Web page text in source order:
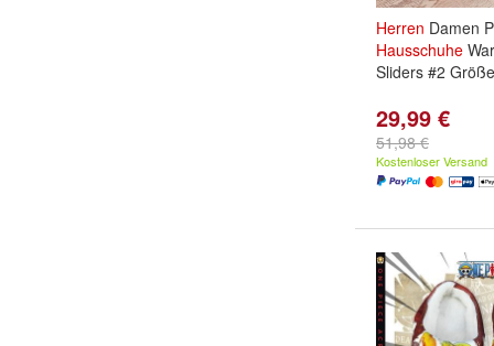
Herren Damen
Hausschuhe
Sliders #2
29,99 €
51,98 €
Kostenloser Versand